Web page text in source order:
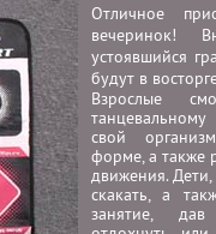
Отличное
вечеринок!
устоявшийся
будут в
Взрослые
свой
форме, а также
движения.
скакать, а
занятие,